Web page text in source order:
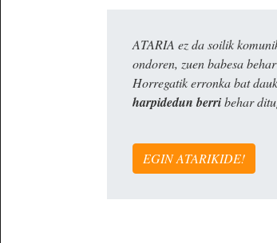
ATARIA ez da soilik
ondoren, zuen babesa
Horregatik erronka bat
harpidedun berribehar
EGIN ATARIKIDE!